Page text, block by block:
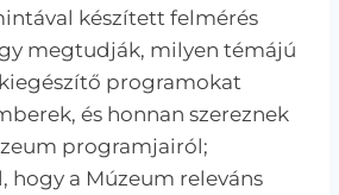
készített felmérés
megtudják, milyen témájú
programokat
és honnan szereznek
programjairól;
hogy a Múzeum releváns